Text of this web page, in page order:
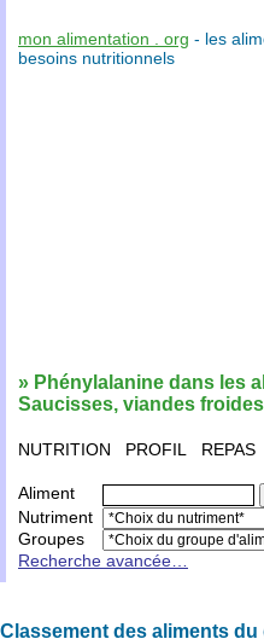
mon alimentation . org - les
besoins nutritionnels
» Phénylalanine dans les
Saucisses, viandes froides
NUTRITION PROFIL REPAS
Aliment
Nutriment
Groupes
Recherche avancée…
Classement des aliments